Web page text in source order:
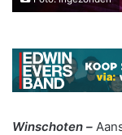
Winschoten –